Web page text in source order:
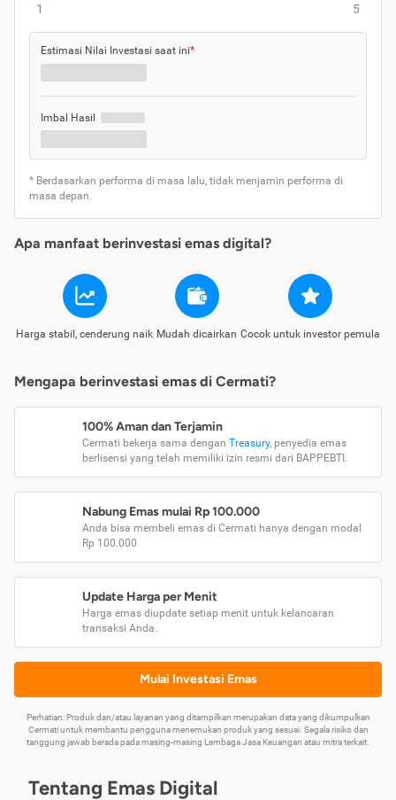
1 5
Estimasi Nilai Investasi saat ini*
Imbal Hasil
* Berdasarkan performa di masa lalu, tidak menjamin performa di
masa depan.
Apa manfaat berinvestasi emas digital?
Harga stabil, cenderung naik Mudah dicairkan Cocok untuk investor pemula
Mengapa berinvestasi emas di Cermati?
100% Aman dan Terjamin
Cermati bekerja sama dengan Treasury, penyedia emas
berlisensi yang telah memiliki izin resmi dari BAPPEBTI.
Nabung Emas mulai Rp 100.000
Anda bisa membeli emas di Cermati hanya dengan modal
Rp 100.000
Update Harga per Menit
Harga emas diupdate setiap menit untuk kelancaran
transaksi Anda.
Mulai Investasi Emas
Perhatian: Produk dan/atau layanan yang ditampilkan merupakan data yang dikumpulkan
Cermati untuk membantu pengguna menemukan produk yang sesuai. Segala risiko dan
tanggung jawab berada pada masing-masing Lembaga Jasa Keuangan atau mitra terkait.
Tentang Emas Digital